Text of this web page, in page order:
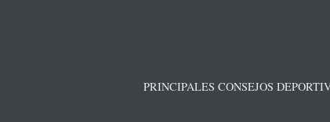
PRINCIPALES CONSEJOS